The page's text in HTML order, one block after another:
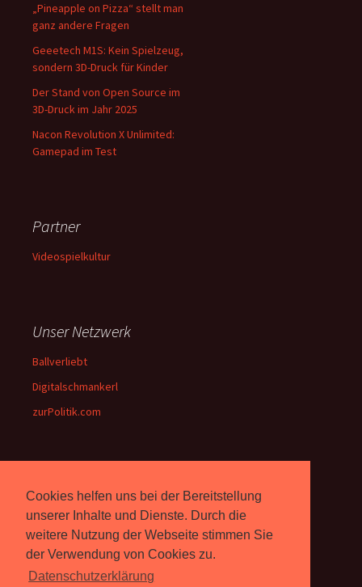
Cookies helfen uns bei der Bereitstellung
unserer Inhalte und Dienste. Durch die
weitere Nutzung der Webseite stimmen Sie
der Verwendung von Cookies zu.
Datenschutzerklärung
„Pineapple on Pizza“ stellt man
ganz andere Fragen
Geeetech M1S: Kein Spielzeug,
sondern 3D-Druck für Kinder
Der Stand von Open Source im
3D-Druck im Jahr 2025
Nacon Revolution X Unlimited:
Gamepad im Test
Partner
Videospielkultur
Unser Netzwerk
Ballverliebt
Digitalschmankerl
zurPolitik.com
Über Uns
Rebell.atberichtet seit 2003
unabhängig über Computer-
und Videospiele. ( Impressum )